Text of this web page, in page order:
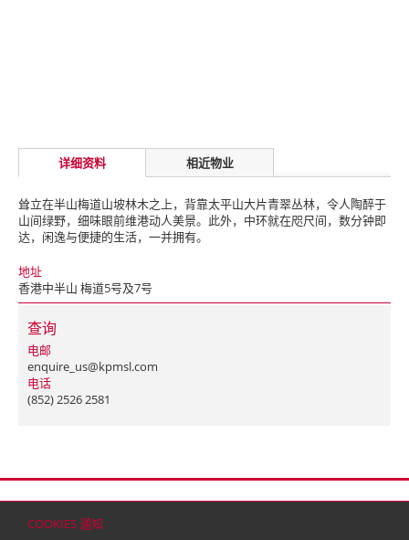
COOKIES 通知
详细资料 相近物业
耸立在半山梅道山坡林木之上，背靠太平山大片青翠丛林，令人陶醉于
山间绿野，细味眼前维港动人美景。此外，中环就在咫尺间，数分钟即
达，闲逸与便捷的生活，一并拥有。
地址
香港中半山 梅道5号及7号
查询
电邮
enquire_us@kpmsl.com
电话
(852) 2526 2581
© 2026 嘉里建设有限公司 (于百慕达注册成立之有限公司)